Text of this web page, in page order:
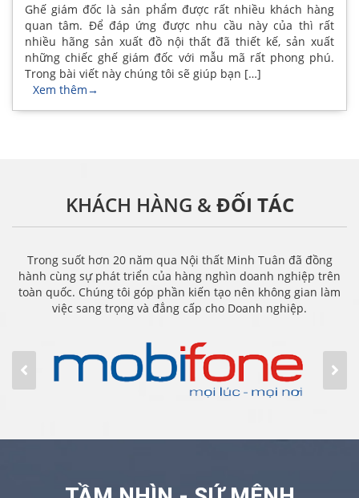
Ghế giám đốc là sản phẩm được rất nhiều khách hàng
quan tâm. Để đáp ứng được nhu cầu này của thì rất
nhiều hãng sản xuất đồ nội thất đã thiết kế, sản xuất
những chiếc ghế giám đốc với mẫu mã rất phong phú.
Trong bài viết này chúng tôi sẽ giúp bạn […]
Xem thêm→
KHÁCH HÀNG &ĐỐI TÁC
Trong suốt hơn 20 năm qua Nội thất Minh Tuân đã đồng
hành cùng sự phát triển của hàng nghìn doanh nghiệp trên
toàn quốc. Chúng tôi góp phần kiến tạo nên không gian làm
việc sang trọng và đẳng cấp cho Doanh nghiệp.